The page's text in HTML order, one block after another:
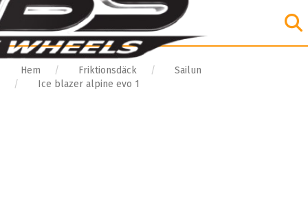
Hem Friktionsdäck
Sailun
Ice blazer alpine evo 1